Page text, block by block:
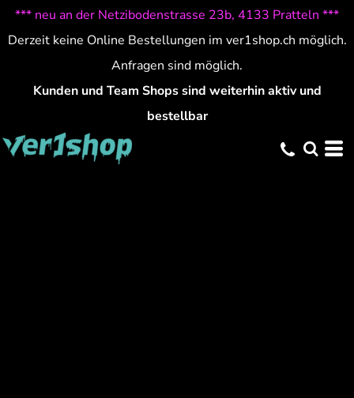
*** neu an der Netzibodenstrasse 23b, 4133 Pratteln ***
Derzeit keine Online Bestellungen im ver1shop.ch möglich.
Anfragen sind möglich.
Kunden und Team Shops sind weiterhin aktiv und
bestellbar